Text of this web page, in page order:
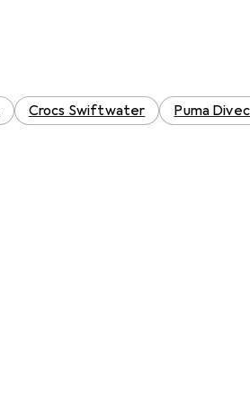
Crocs Swiftwater Puma